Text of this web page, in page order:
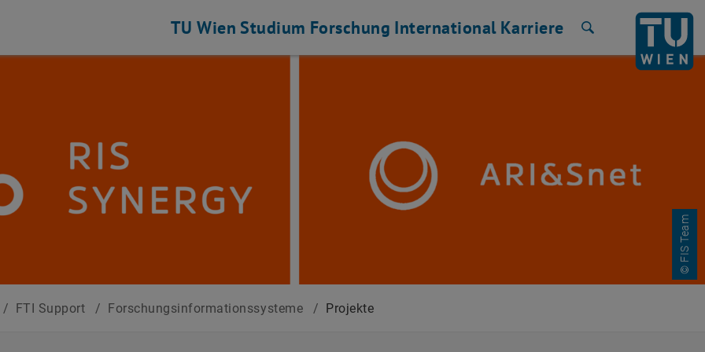
TU Wien Studium Forschung International Karriere
© FIS Team
/ FTI Support / Forschungsinformationssysteme / Projekte